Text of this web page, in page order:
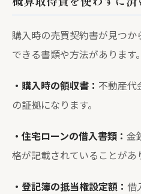
購入時の売買契約書が見つ
できる書類や方法があります。
・購入時の領収書： 不動産代
の証拠になります。
・住宅ローンの借入書類： 金
格が記載されていることがあ
・登記簿の抵当権設定額： 借